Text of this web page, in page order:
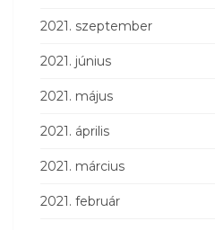
2021. szeptember
2021. június
2021. május
2021. április
2021. március
2021. február